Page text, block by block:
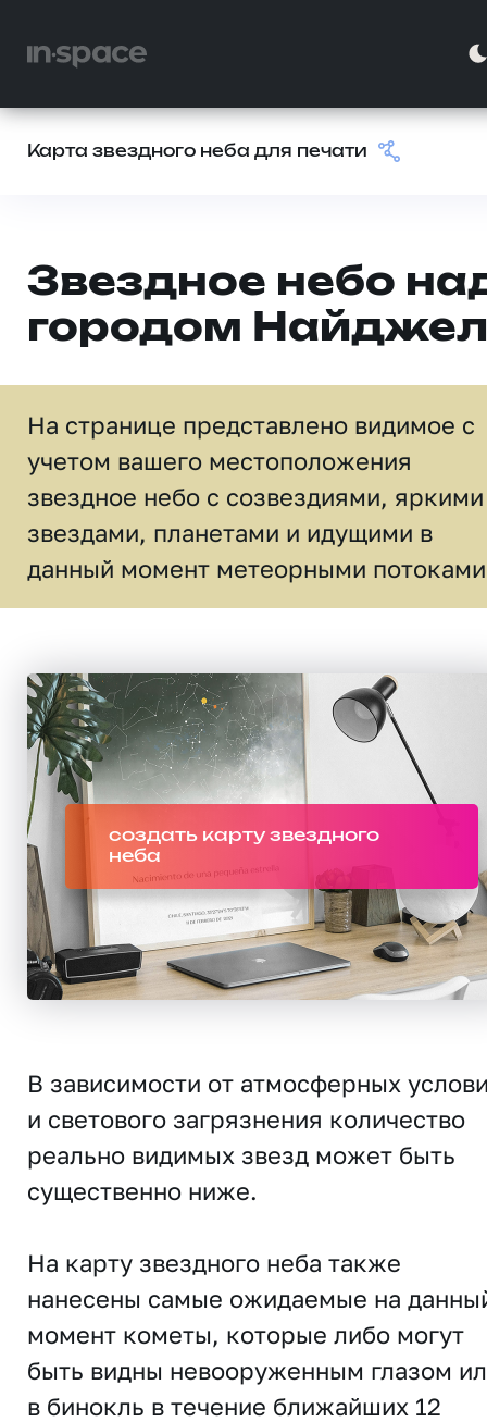
Карта звездного неба для печати
Звездное небо
городом Найджел
На странице представлено видимое c
учетом вашего местоположения
звездное небо c созвездиями, яркими
звездами, планетами и идущими в
данный момент метеорными
создать карту звездного
неба
В зависимости от атмосферных
и светового загрязнения количество
реально видимых звезд может быть
существенно ниже.
На карту звездного неба также
нанесены самые ожидаемые на
момент кометы, которые либо могут
быть видны невооруженным глазом
в бинокль в течение ближайших 12